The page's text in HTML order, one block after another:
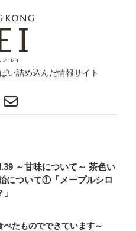
い詰め込んだ情報サイト
～甘味について～ 茶色い
について①「メープルシロ
べたものでできています～